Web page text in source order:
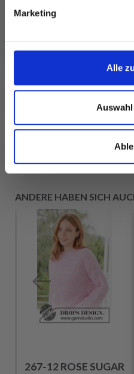
Marketing
Alle
SWIVEL PINK (40–
150 CM)
EUR 3.20EUR 4.55
Alle Optionen
ansehen
ANDERE HABEN SICH
267-12 ROSE SUGAR